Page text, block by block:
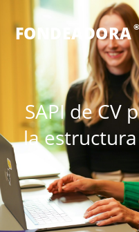
FONDEADORA
SAPI de CV
la